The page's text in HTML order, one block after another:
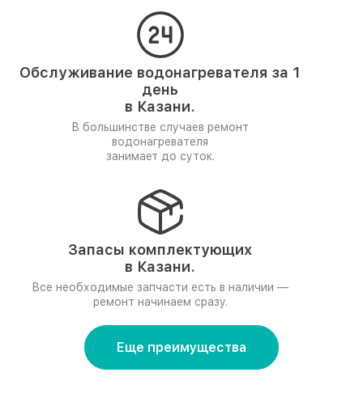
Обслуживание водонагревателя за 1
день
в Казани.
В большинстве случаев ремонт
водонагревателя
занимает до суток.
Запасы комплектующих
в Казани.
Все необходимые запчасти есть в наличии —
ремонт начинаем сразу.
Еще преимущества